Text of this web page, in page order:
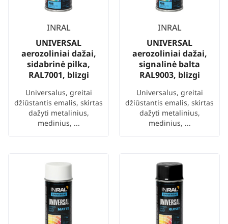
INRAL
UNIVERSAL
aerozoliniai dažai,
sidabrinė pilka,
RAL7001, blizgi
Universalus, greitai
džiūstantis emalis, skirtas
dažyti metalinius,
medinius, ...
INRAL
UNIVERSAL
aerozoliniai dažai,
signalinė balta
RAL9003, blizgi
Universalus, greitai
džiūstantis emalis, skirtas
dažyti metalinius,
medinius, ...